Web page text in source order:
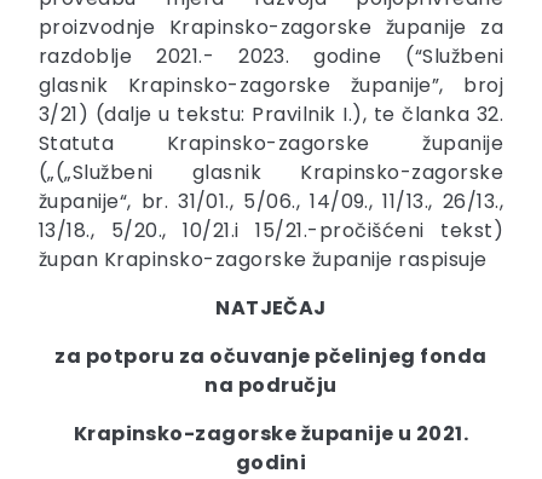
proizvodnje Krapinsko-zagorske županije za
razdoblje 2021.- 2023. godine (“Službeni
glasnik Krapinsko-zagorske županije”, broj
3/21) (dalje u tekstu: Pravilnik I.), te članka 32.
Statuta Krapinsko-zagorske županije
(„(„Službeni glasnik Krapinsko-zagorske
županije“, br. 31/01., 5/06., 14/09., 11/13., 26/13.,
13/18., 5/20., 10/21.i 15/21.-pročišćeni tekst)
župan Krapinsko-zagorske županije raspisuje
NATJEČAJ
za potporu za očuvanje pčelinjeg fonda
na području
Krapinsko-zagorske županije u 2021.
godini